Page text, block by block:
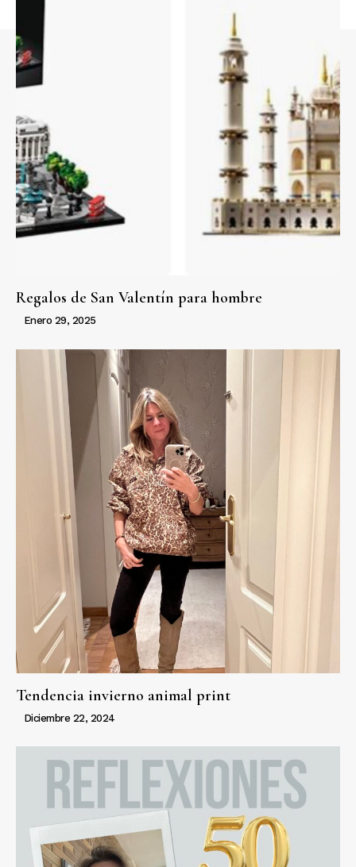
Regalos de San Valentín para hombre
Enero 29, 2025
Tendencia invierno animal print
Diciembre 22, 2024